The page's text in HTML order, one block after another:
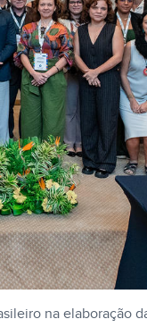
na elaboração